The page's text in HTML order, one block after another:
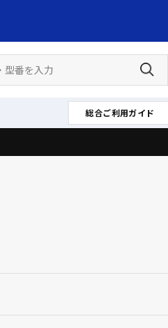
総合ご利用ガイド